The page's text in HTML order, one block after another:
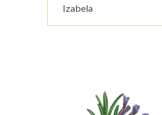
Izabela